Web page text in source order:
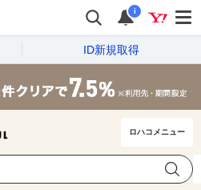
i
ID新規取得
ロハコメニュー